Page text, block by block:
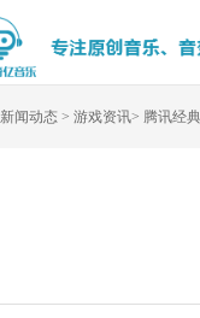
新闻动态 > 游戏资讯> 腾讯经